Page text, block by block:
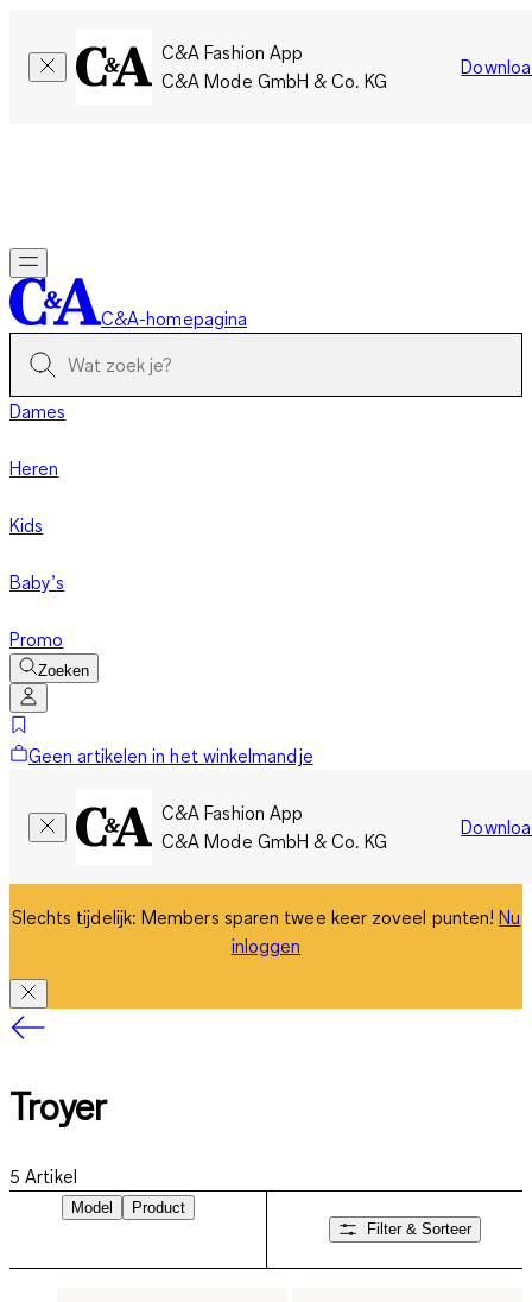
C&A Fashion App
C&A Mode GmbH & Co. KG
C&A-homepagina
Dames
Heren
Kids
Baby’s
Promo
Zoeken
Geen artikelen in het winkelmandje
C&A Fashion App
C&A Mode GmbH & Co. KG
Slechts tijdelijk: Members sparen twee keer zoveel punten!Nu
inloggen
Troyer
5 Artikel
Model
Product
Filter & Sorteer